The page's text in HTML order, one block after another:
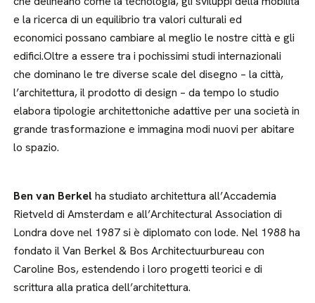
e la ricerca di un equilibrio tra valori culturali ed
economici possano cambiare al meglio le nostre città e gli
edifici.Oltre a essere tra i pochissimi studi internazionali
che dominano le tre diverse scale del disegno – la città,
l’architettura, il prodotto di design – da tempo lo studio
elabora tipologie architettoniche adattive per una società in
grande trasformazione e immagina modi nuovi per abitare
lo spazio.
Ben van Berkelha studiato architettura all’Accademia
Rietveld di Amsterdam e all’Architectural Association di
Londra dove nel 1987 si è diplomato con lode. Nel 1988 ha
fondato il Van Berkel & Bos Architectuurbureau con
Caroline Bos, estendendo i loro progetti teorici e di
scrittura alla pratica dell’architettura.